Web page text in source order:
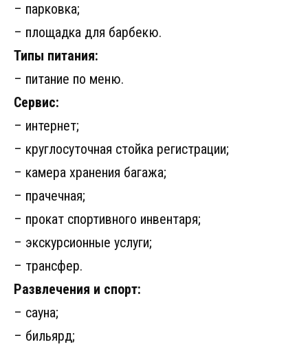
– парковка;
– площадка для барбекю.
Типы питания:
– питание по меню.
Сервис:
– интернет;
– круглосуточная стойка регистрации;
– камера хранения багажа;
– прачечная;
– прокат спортивного инвентаря;
– экскурсионные услуги;
– трансфер.
Развлечения и спорт:
– сауна;
– бильярд;